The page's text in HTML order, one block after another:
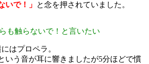
いで！」 と念を押されていました。
も触らないで！と言いたい
はプロペラ。
いう音が耳に響きましたが5分ほどで慣